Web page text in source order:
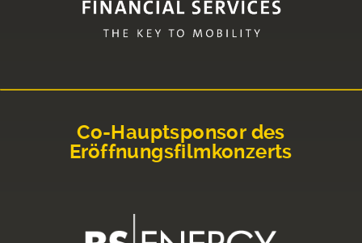
Co-Hauptsponsor des
Eröffnungsfilmkonzerts